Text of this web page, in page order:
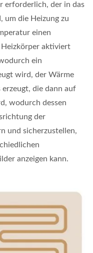
erforderlich, der in das
um die Heizung zu
einen
aktiviert
ein
wird, der Wärme
die dann auf
wodurch dessen
der
und sicherzustellen,
anzeigen kann.